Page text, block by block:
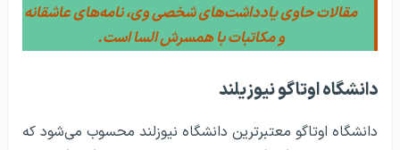
مقالات حاوی یادداشت‌های شخصی وی، نامه‌های عاشقانه
و مکاتبات با همسرش السا است.
دانشگاه اوتاگو نیوزیلند
دانشگاه اوتاگو معتبر‌ترین دانشگاه نیوزلند محسوب می‌شود که